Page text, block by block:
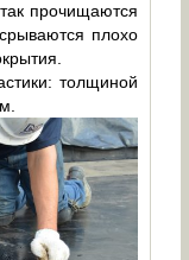
прочищаются
плохо
толщиной